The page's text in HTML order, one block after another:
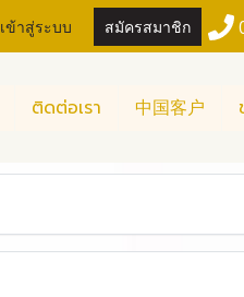
เข้าสู่ระบบ สมัครสมาชิก
ติดต่อเรา 中国客户